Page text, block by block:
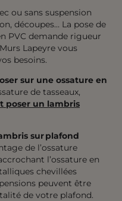
ou sans suspension
découpes… La pose de
PVC demande rigueur
Lapeyre vous
besoins.
sur une ossature en
de tasseaux,
poser un lambris
sur plafond
de l’ossature
l’ossature en
chevillées
peuvent être
de votre plafond.